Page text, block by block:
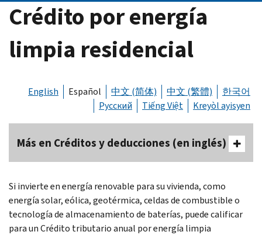
Crédito por energía
limpia residencial
English Español 中文 (简体) 中文 (繁體)
한국어
Русский
Tiếng Việt Kreyòl ayisyen
Más en Créditos y deducciones (en inglés)
Si invierte en energía renovable para su vivienda, como
energía solar, eólica, geotérmica, celdas de combustible o
tecnología de almacenamiento de baterías, puede calificar
para un Crédito tributario anual por energía limpia